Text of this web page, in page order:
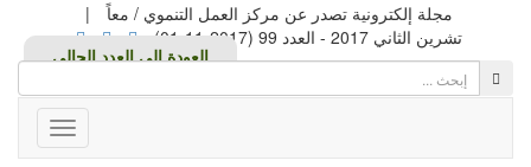
مجلة إلكترونية تصدر عن مركز العمل التنموي / معاً
|
تشرين الثاني 2017 - العدد 99 (2017-11-01)
Toggle